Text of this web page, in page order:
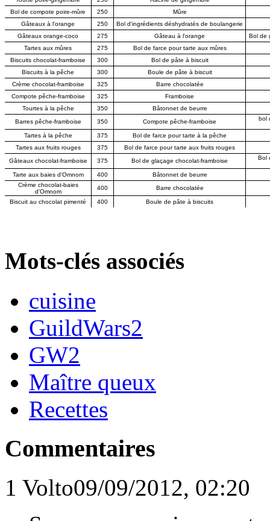
Bol de compote poire-mûre
250
Mûre
Gâteaux à l'orange
250
Bol d'ingrédients déshydratés de boulangerie
Gâteaux orange-coco
275 Gâteau à l'orange
Bol de
Tartes aux mûres
275
Bol de farce pour tarte aux mûres
Biscuits chocolat-framboise
300
Bol de pâte à biscuit
Biscuits à la pêche
300
Boule de pâte à biscuit
Crème chocolat-framboise
325
Barre chocolatée
Compote pêche-framboise
325
Framboise
Tourtes à la pêche
350
Bâtonnet de beurre
Barres pêche-framboise
350 Compote pêche-framboise bol
Tartes à la pêche 375
Bol de farce pour tarte à la pêche
Tartes aux fruits rouges
375
Bol de farce pour tarte aux fruits rouges
Gâteaux chocolat-framboise
375 Bol de glaçage chocolat-framboise Bol
Tarte aux baies d'Omnom 400
Bâtonnet de beurre
Crème chocolat-baies
d'Omnom
400 Barre chocolatée
Biscuit au chocolat pimenté 400 Boule de pâte à biscuits
Mots-clés associés
cuisine
GuildWars2
GW2
Maître queux
Recettes
Commentaires
1 Volto09/09/2012, 02:20